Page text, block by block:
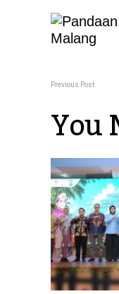
Previous Post
You